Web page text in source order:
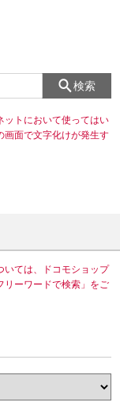
検索
ットにおいて使ってはい
画面で文字化けが発生す
いては、ドコモショップ
リーワードで検索」をご